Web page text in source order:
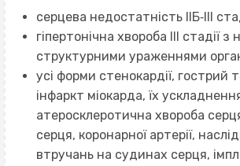
серцева недостатність IIБ‐III
гіпертонічна хвороба III стадії
структурними ураженнями
усі форми стенокардії, гострий
інфаркт міокарда, їх
атеросклеротична хвороба
серця, коронарної артерії,
втручань на судинах серця,